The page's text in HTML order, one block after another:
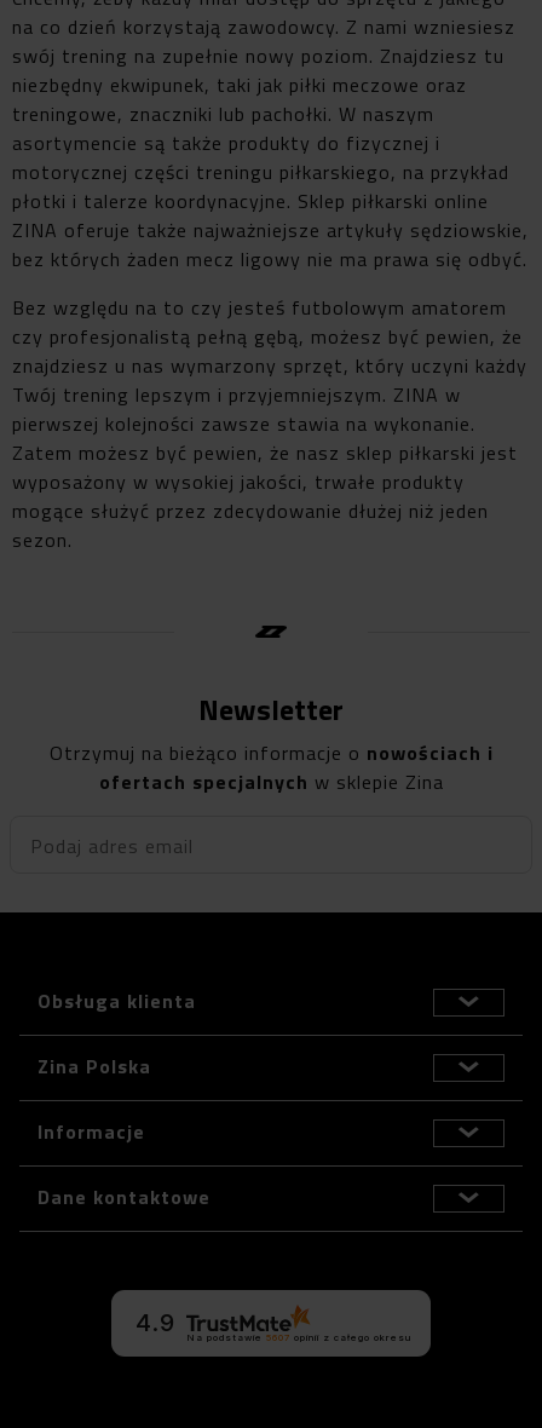
na co dzień korzystają zawodowcy. Z nami wzniesiesz
swój trening na zupełnie nowy poziom. Znajdziesz tu
niezbędny ekwipunek, taki jak piłki meczowe oraz
treningowe, znaczniki lub pachołki. W naszym
asortymencie są także produkty do fizycznej i
motorycznej części treningu piłkarskiego, na przykład
płotki i talerze koordynacyjne. Sklep piłkarski online
ZINA oferuje także najważniejsze artykuły sędziowskie,
bez których żaden mecz ligowy nie ma prawa się odbyć.
Bez względu na to czy jesteś futbolowym amatorem
czy profesjonalistą pełną gębą, możesz być pewien, że
znajdziesz u nas wymarzony sprzęt, który uczyni każdy
Twój trening lepszym i przyjemniejszym. ZINA w
pierwszej kolejności zawsze stawia na wykonanie.
Zatem możesz być pewien, że nasz sklep piłkarski jest
wyposażony w wysokiej jakości, trwałe produkty
mogące służyć przez zdecydowanie dłużej niż jeden
sezon.
Newsletter
Otrzymuj na bieżąco informacje o nowościach i
ofertach specjalnych w sklepie Zina
Podaj adres email
Obsługa klienta
Zina Polska
Informacje
Dane kontaktowe
4.9
Na podstawie 5607 opinii z całego okresu